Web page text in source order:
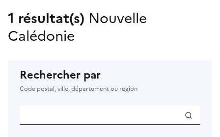
1 résultat(s) Nouvelle
Calédonie
Rechercher par
Code postal, ville, département ou région